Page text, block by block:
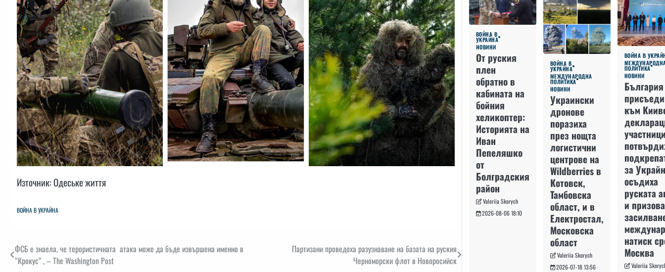
Източник: Одеське життя
ВОЙНА В УКРАЙНА
Навигация
ФСБ е знаела, че терористичната атака може да бъде извършена именно в
“Крокус” , – The Washington Post
Партизани проведоха разузнаване на базата на руския
Черноморски флот в Новоросийск
ВОЙНА В
УКРАЙНА
НОВИНИ
От руския
плен
обратно в
кабината на
бойния
хеликоптер:
Историята на
Иван
Пепеляшко
от
Болградския
район
Valeriia Skorych
2026-08-06 18:10
ВОЙНА В
УКРАЙНА
МЕЖДУНАРОДНА
ПОЛИТИКА
НОВИНИ
Украински
дронове
поразиха
през нощта
логистични
центрове на
Wildberries в
Котовск,
Тамбовска
област, и в
Електростал,
Московска
област
Valeriia Skorych
2026-07-18 13:56
ВОЙНА В
ПОЛИТИКА
НОВИНИ
към
за
осъдиха
руската
и
натиск
Москва
Valeriia